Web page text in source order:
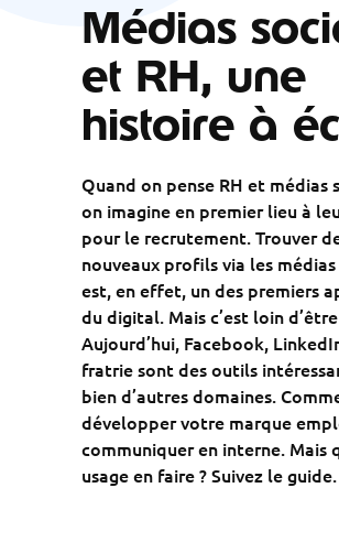
Médias
et RH, une
histoire à
Quand on pense RH et médias
on imagine en premier lieu à
pour le recrutement. Trouver
nouveaux profils via les
est, en effet, un des premiers
du digital. Mais c’est loin
Aujourd’hui, Facebook,
fratrie sont des outils
bien d’autres domaines.
développer votre marque
communiquer en interne. Mais
usage en faire ? Suivez le guide.